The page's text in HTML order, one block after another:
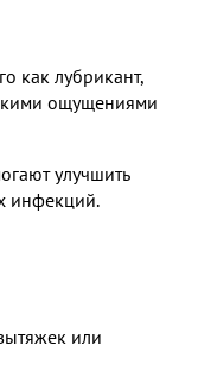
как лубрикант,
ощущениями
улучшить
инфекций.
или